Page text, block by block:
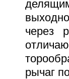
через
рычаг